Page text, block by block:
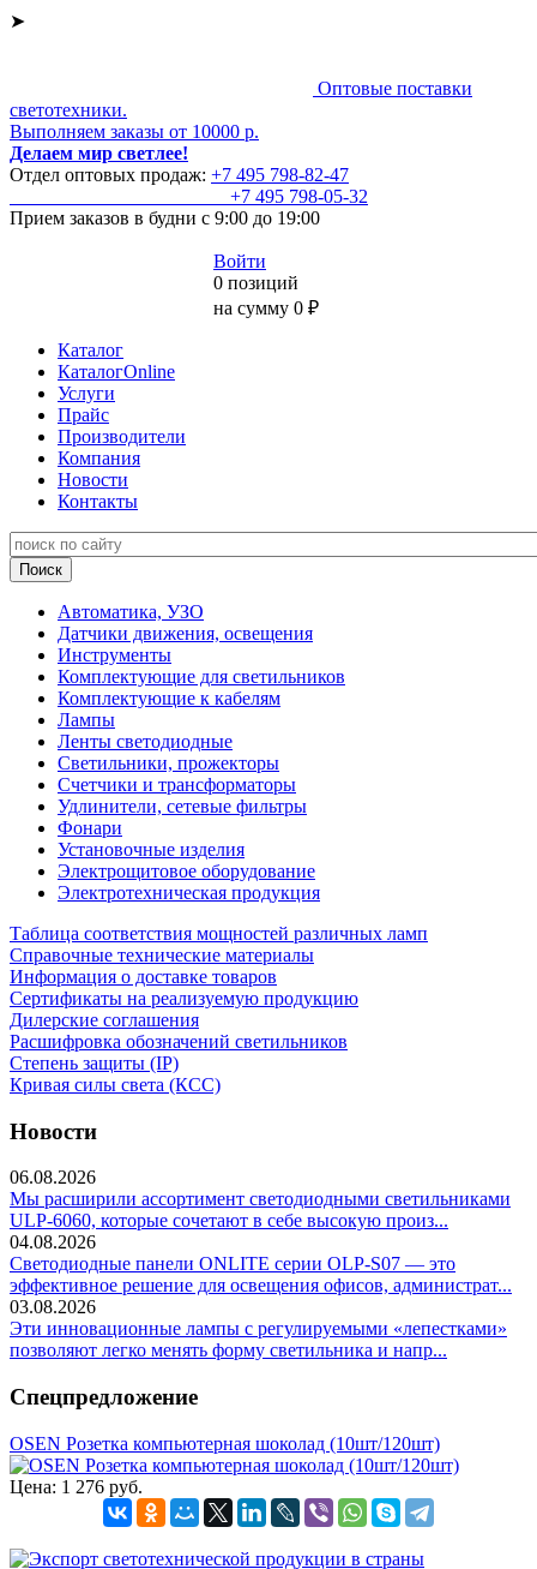
➤
Оптовые поставки
светотехники.
Выполняем заказы от 10000 р.
Делаем мир светлее!
Отдел оптовых продаж: +7 495 798-82-47
+7 495 798-05-32
Прием заказов в будни с 9:00 до 19:00
Войти
0 позиций
на сумму 0 ₽
Каталог
КаталогOnline
Услуги
Прайс
Производители
Компания
Новости
Контакты
Автоматика, УЗО
Датчики движения, освещения
Инструменты
Комплектующие для светильников
Комплектующие к кабелям
Лампы
Ленты светодиодные
Светильники, прожекторы
Счетчики и трансформаторы
Удлинители, сетевые фильтры
Фонари
Установочные изделия
Электрощитовое оборудование
Электротехническая продукция
Таблица соответствия мощностей различных ламп
Справочные технические материалы
Информация о доставке товаров
Сертификаты на реализуемую продукцию
Дилерские соглашения
Расшифровка обозначений светильников
Степень защиты (IP)
Кривая силы света (КСС)
Новости
06.08.2026
Мы расширили ассортимент светодиодными светильниками
ULP-6060, которые сочетают в себе высокую произ...
04.08.2026
Светодиодные панели ONLITE серии OLP-S07 — это
эффективное решение для освещения офисов, администрат...
03.08.2026
Эти инновационные лампы с регулируемыми «лепестками»
позволяют легко менять форму светильника и напр...
Спецпредложение
OSEN Розетка компьютерная шоколад (10шт/120шт)
Цена: 1 276 руб.